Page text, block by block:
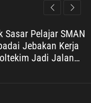
r
h
Sasar Pelajar SMAN
Jebakan Kerja
Jadi Jalan